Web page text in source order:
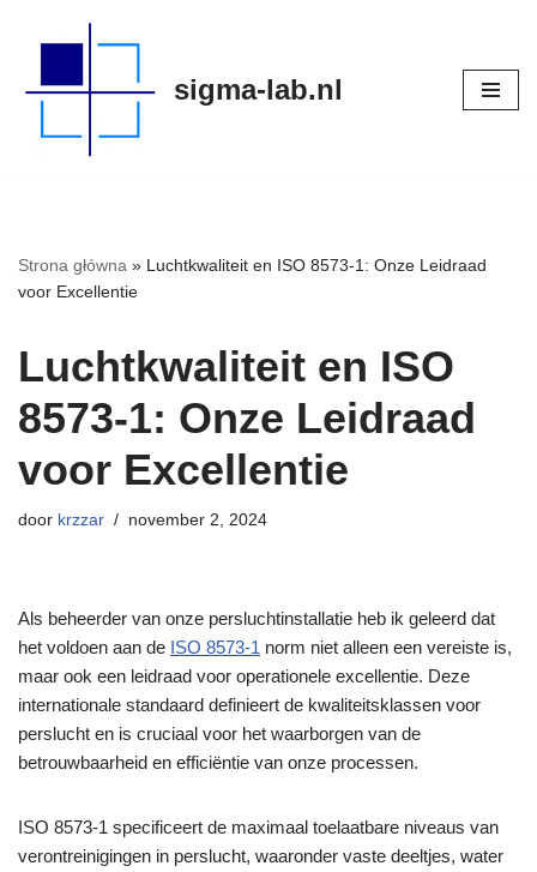
naar
sigma-lab.nl
Strona główna » Luchtkwaliteit en ISO 8573-1: Onze Leidraad
voor Excellentie
Luchtkwaliteit en ISO
8573-1: Onze Leidraad
voor Excellentie
door krzzar november 2, 2024
Als beheerder van onze persluchtinstallatie heb ik geleerd dat
het voldoen aan de ISO 8573-1 norm niet alleen een vereiste is,
maar ook een leidraad voor operationele excellentie. Deze
internationale standaard definieert de kwaliteitsklassen voor
perslucht en is cruciaal voor het waarborgen van de
betrouwbaarheid en efficiëntie van onze processen.
ISO 8573-1 specificeert de maximaal toelaatbare niveaus van
verontreinigingen in perslucht, waaronder vaste deeltjes, water